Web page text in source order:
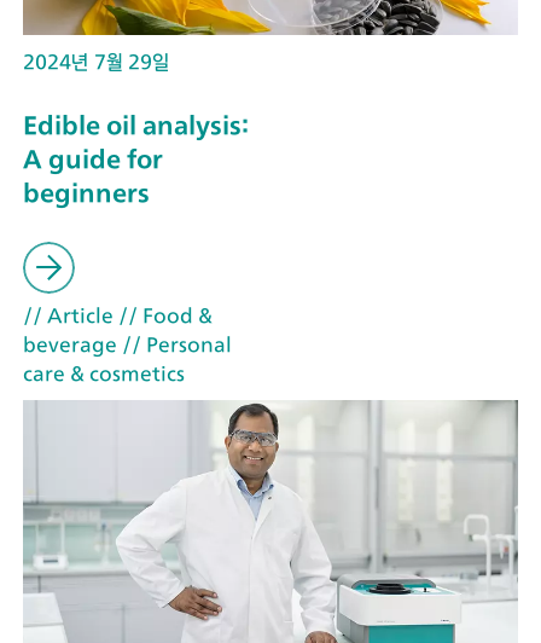
2024년 7월 29일
Edible oil analysis:
A guide for
beginners
// Article // Food &
beverage // Personal
care & cosmetics